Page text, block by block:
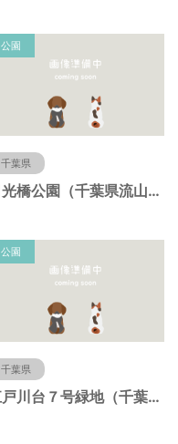
公園
千葉県
日光橋公園（千葉県流山市）
公園
千葉県
江戸川台７号緑地（千葉県流山市）